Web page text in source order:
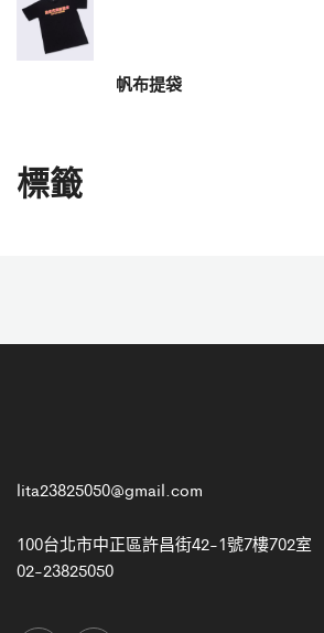
帆布提袋
標籤
lita23825050@gmail.com
100台北市中正區許昌街42-1號7樓702室
02-23825050